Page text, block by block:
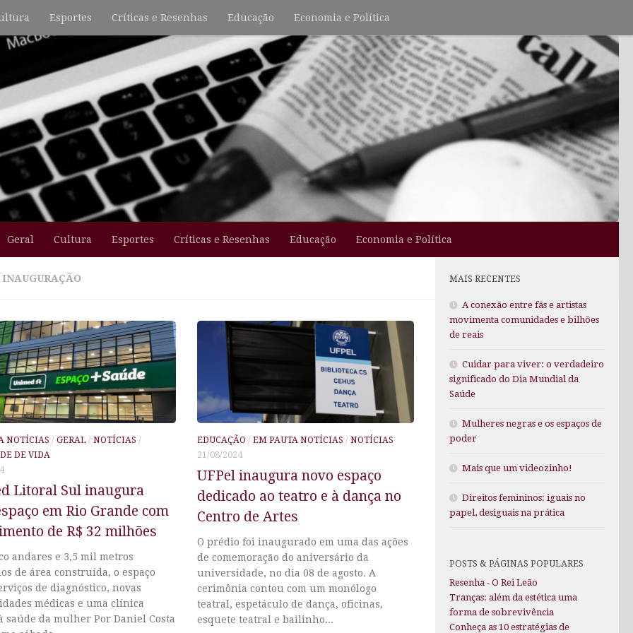
Esportes Críticas e Resenhas Educação Economia e Política
Geral Cultura Esportes Críticas e Resenhas Educação Economia e Política
INAUGURAÇÃO
NOTÍCIAS / GERAL / NOTÍCIAS /
DE VIDA
Litoral Sul inaugura
em Rio Grande com
de R$ 32 milhões
andares e 3,5 mil metros
de área construída, o espaço
de diagnóstico, novas
médicas e uma clínica
saúde da mulher Por Daniel Costa
EDUCAÇÃO / EM PAUTA NOTÍCIAS / NOTÍCIAS
21/08/2024
UFPel inaugura novo espaço
dedicado ao teatro e à dança no
Centro de Artes
O prédio foi inaugurado em uma das ações
de comemoração do aniversário da
universidade, no dia 08 de agosto. A
cerimônia contou com um monólogo
teatral, espetáculo de dança, oficinas,
esquete teatral e bailinho...
MAIS RECENTES
A conexão entre fãs e artistas
movimenta comunidades e bilhões
de reais
Cuidar para viver: o verdadeiro
significado do Dia Mundial da
Saúde
Mulheres negras e os espaços de
poder
Mais que um videozinho!
Direitos femininos: iguais no
papel, desiguais na prática
POSTS & PÁGINAS POPULARES
Resenha - O Rei Leão
Tranças: além da estética uma
forma de sobrevivência
Conheça as 10 estratégias de